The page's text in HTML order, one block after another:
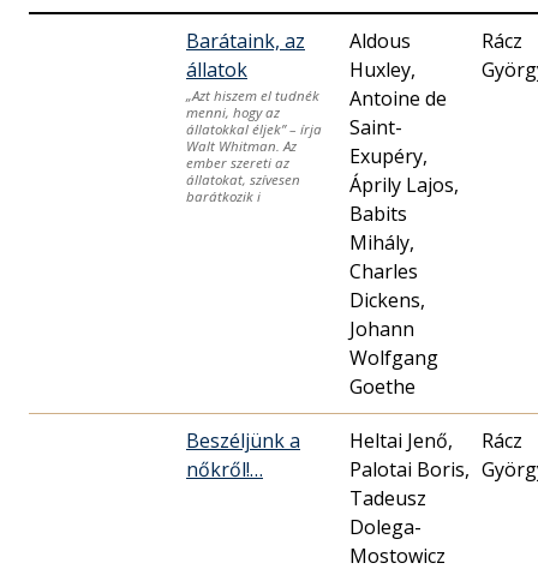
Barátaink, az
állatok
„Azt hiszem el tudnék
menni, hogy az
állatokkal éljek” – írja
Walt Whitman. Az
ember szereti az
állatokat, szívesen
barátkozik i
Aldous
Huxley,
Antoine de
Saint-
Exupéry,
Áprily Lajos,
Babits
Mihály,
Charles
Dickens,
Johann
Wolfgang
Goethe
Rácz
Beszéljünk a
nőkről!…
Heltai Jenő,
Palotai Boris,
Tadeusz
Dolega-
Mostowicz
Rácz